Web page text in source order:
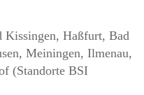
Haßfurt, Bad
Meiningen, Ilmenau,
(Standorte BSI